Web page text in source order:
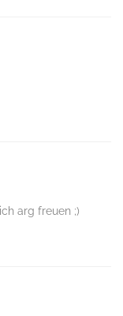
arg freuen ;)